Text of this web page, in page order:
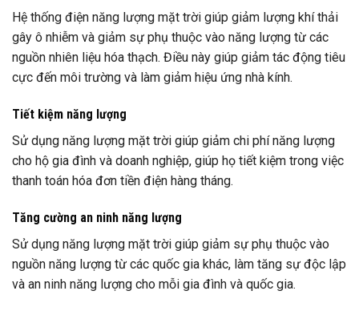
Hệ thống điện năng lượng mặt trời giúp giảm lượng khí thải
gây ô nhiễm và giảm sự phụ thuộc vào năng lượng từ các
nguồn nhiên liệu hóa thạch. Điều này giúp giảm tác động tiêu
cực đến môi trường và làm giảm hiệu ứng nhà kính.
Tiết kiệm năng lượng
Sử dụng năng lượng mặt trời giúp giảm chi phí năng lượng
cho hộ gia đình và doanh nghiệp, giúp họ tiết kiệm trong việc
thanh toán hóa đơn tiền điện hàng tháng.
Tăng cường an ninh năng lượng
Sử dụng năng lượng mặt trời giúp giảm sự phụ thuộc vào
nguồn năng lượng từ các quốc gia khác, làm tăng sự độc lập
và an ninh năng lượng cho mỗi gia đình và quốc gia.